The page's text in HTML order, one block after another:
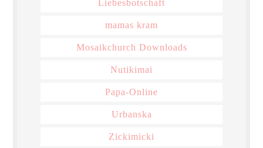
Liebesbotschaft
mamas kram
Mosaikchurch Downloads
Nutikimai
Papa-Online
Urbanska
Zickimicki